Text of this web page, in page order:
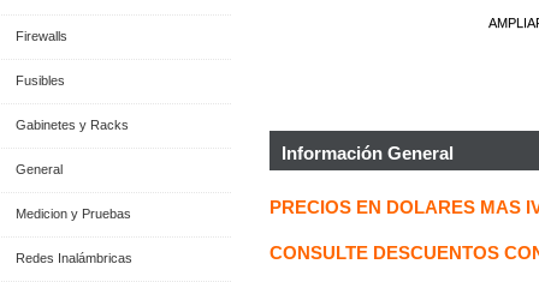
Firewalls
Fusibles
Gabinetes y Racks
General
Medicion y Pruebas
Redes Inalámbricas
Información General
PRECIOS EN DOLARES MAS
CONSULTE DESCUENTOS